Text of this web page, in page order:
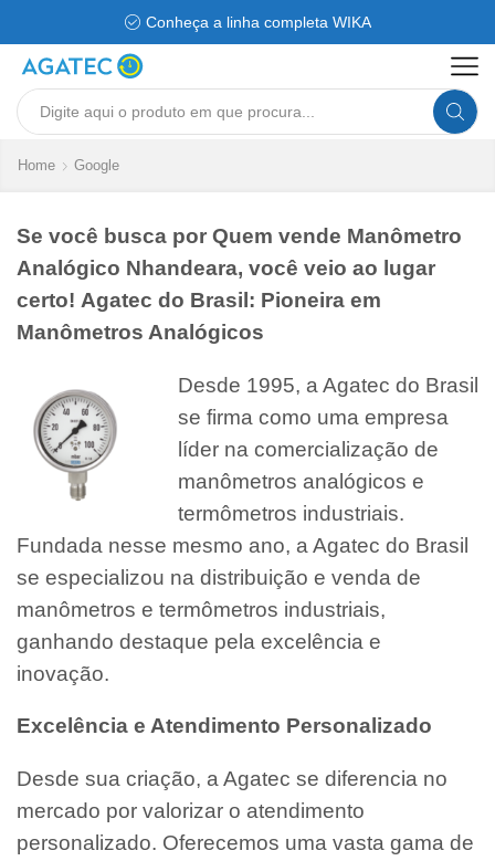
Conheça a linha completa WIKA
Search
Home Google
Se você busca por Quem vende Manômetro
Analógico Nhandeara, você veio ao lugar
certo! Agatec do Brasil: Pioneira em
Manômetros Analógicos
Desde 1995, a Agatec do Brasil
se firma como uma empresa
líder na comercialização de
manômetros analógicos e
termômetros industriais.
Fundada nesse mesmo ano, a Agatec do Brasil
se especializou na distribuição e venda de
manômetros e termômetros industriais,
ganhando destaque pela excelência e
inovação.
Excelência e Atendimento Personalizado
Desde sua criação, a Agatec se diferencia no
mercado por valorizar o atendimento
personalizado. Oferecemos uma vasta gama de